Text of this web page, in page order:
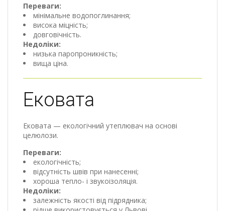
Переваги:
мінімальне водопоглинання;
висока міцність;
довговічність.
Недоліки:
низька паропроникність;
вища ціна.
Ековата
Ековата — екологічний утеплювач на основі
целюлози.
Переваги:
екологічність;
відсутність швів при нанесенні;
хороша тепло- і звукоізоляція.
Недоліки:
залежність якості від підрядника;